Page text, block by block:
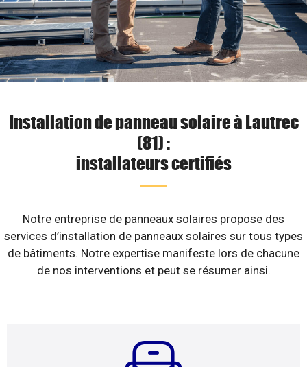
Installation de panneau solaire à Lautrec
(81) :
installateurs certifiés
Notre entreprise de panneaux solaires propose des
services d’installation de panneaux solaires sur tous types
de bâtiments. Notre expertise manifeste lors de chacune
de nos interventions et peut se résumer ainsi.